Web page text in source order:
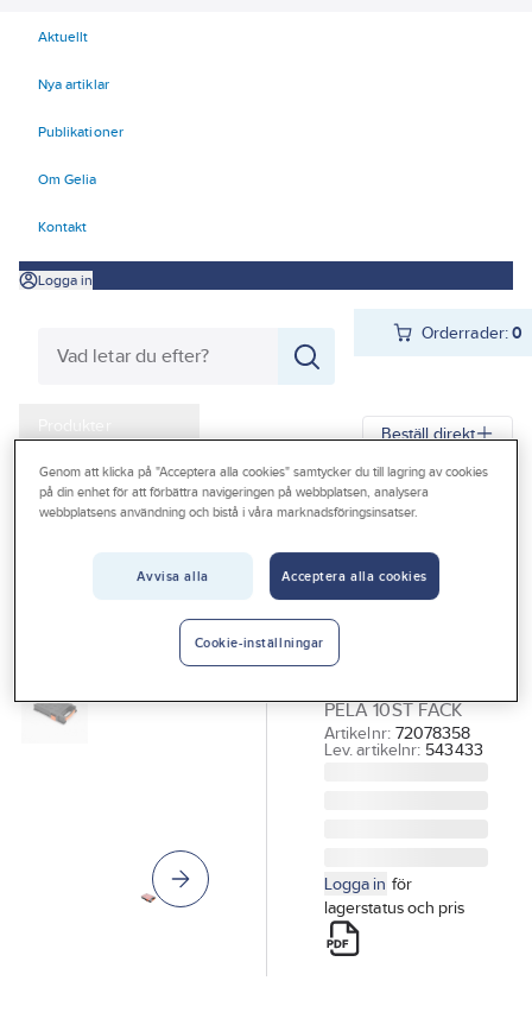
Aktuellt
Nya artiklar
Publikationer
Om Gelia
Kontakt
Logga in
Orderrader:0
Produkter
Kampanjer
Outlet
Vanliga frågor
Beställ direkt
Gelia Produkter Arbetsplats Förvaring
Väskor och lådor
Sortimentlåda
PELA 10 fack
PELA 10ST FACK
Artikelnr: 72078358
Lev. artikelnr: 543433
Logga in för
lagerstatus och pris
Genom att klicka på "Acceptera alla cookies" samtycker du till lagring av cookies
på din enhet för att förbättra navigeringen på webbplatsen, analysera
webbplatsens användning och bistå i våra marknadsföringsinsatser.
Avvisa alla Acceptera alla cookies
Cookie-inställningar